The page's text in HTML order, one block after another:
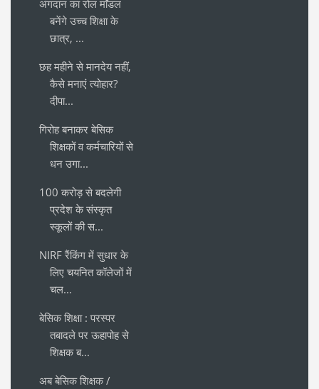
अंगदान का रोल माॅडल
बनेंगे उच्च शिक्षा के
छात्र, ...
छह महीने से मानदेय नहीं,
कैसे मनाएं त्योहार?
दीपा...
गिरोह बनाकर बेसिक
शिक्षकों व कर्मचारियों से
धन उगा...
100 करोड़ से बदलेगी
प्रदेश के संस्कृत
स्कूलों की स...
NIRF रैंकिंग में सुधार के
लिए चयनित कॉलेजों में
चल...
बेसिक शिक्षा : परस्पर
तबादले पर ऊहापोह से
शिक्षक ब...
अब बेसिक शिक्षक /